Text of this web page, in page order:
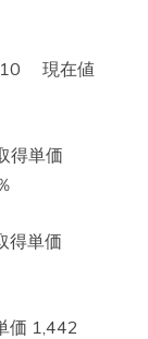
現在値
得単価
得単価
価 1,442